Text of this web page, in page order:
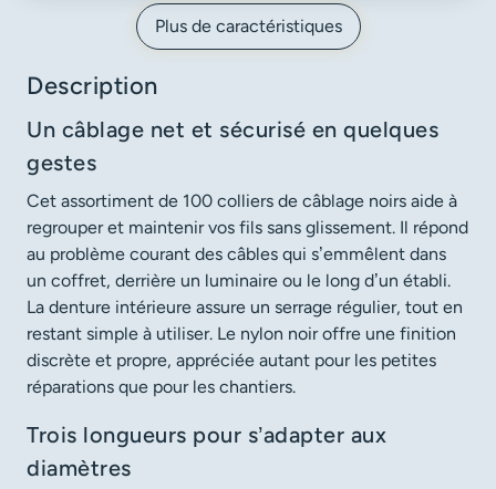
Plus de caractéristiques
Description
Un câblage net et sécurisé en quelques
gestes
Cet assortiment de 100 colliers de câblage noirs aide à
regrouper et maintenir vos fils sans glissement. Il répond
au problème courant des câbles qui s’emmêlent dans
un coffret, derrière un luminaire ou le long d’un établi.
La denture intérieure assure un serrage régulier, tout en
restant simple à utiliser. Le nylon noir offre une finition
discrète et propre, appréciée autant pour les petites
réparations que pour les chantiers.
Trois longueurs pour s’adapter aux
diamètres